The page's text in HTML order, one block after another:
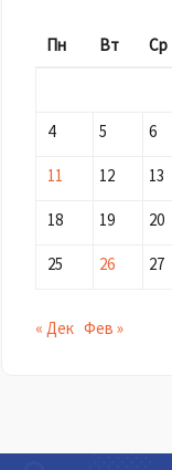
Пн
Вт Ср
4 5 6
11 12 13
18 19 20
25 26 27
« Дек Фев »